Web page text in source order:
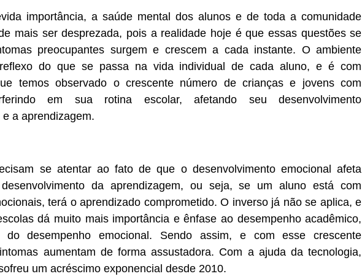
importância, a saúde mental dos alunos e de toda a comunidade
mais ser desprezada, pois a realidade hoje é que essas questões se
preocupantes surgem e crescem a cada instante. O ambiente
do que se passa na vida individual de cada aluno, e é com
temos observado o crescente número de crianças e jovens com
em sua rotina escolar, afetando seu desenvolvimento
a aprendizagem.
se atentar ao fato de que o desenvolvimento emocional afeta
da aprendizagem, ou seja, se um aluno está com
terá o aprendizado comprometido. O inverso já não se aplica, e
dá muito mais importância e ênfase ao desempenho acadêmico,
do desempenho emocional. Sendo assim, e com esse crescente
aumentam de forma assustadora. Com a ajuda da tecnologia,
um acréscimo exponencial desde 2010.